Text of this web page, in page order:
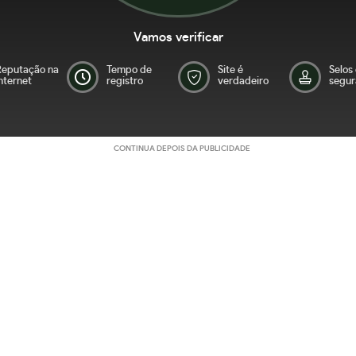
Vamos verificar
na
Tempo de
registro
Site é
verdadeiro
Selos
CONTINUA DEPOIS DA PUBLICIDADE